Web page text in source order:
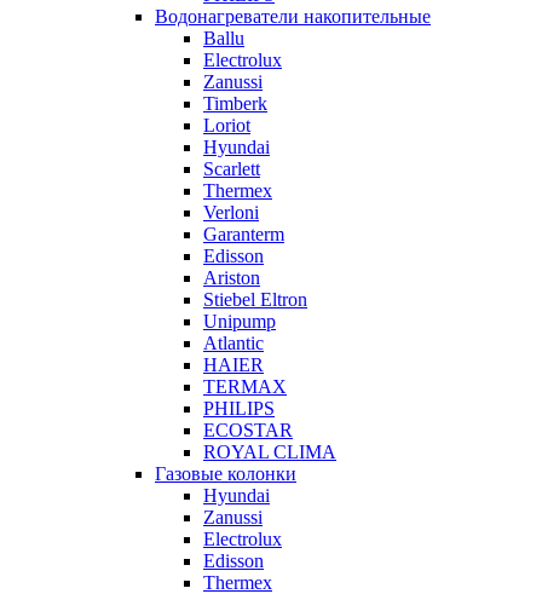
Водонагреватели накопительные
Ballu
Electrolux
Zanussi
Timberk
Loriot
Hyundai
Scarlett
Thermex
Verloni
Garanterm
Edisson
Ariston
Stiebel Eltron
Unipump
Atlantic
HAIER
TERMAX
PHILIPS
ECOSTAR
ROYAL CLIMA
Газовые колонки
Hyundai
Zanussi
Electrolux
Edisson
Thermex